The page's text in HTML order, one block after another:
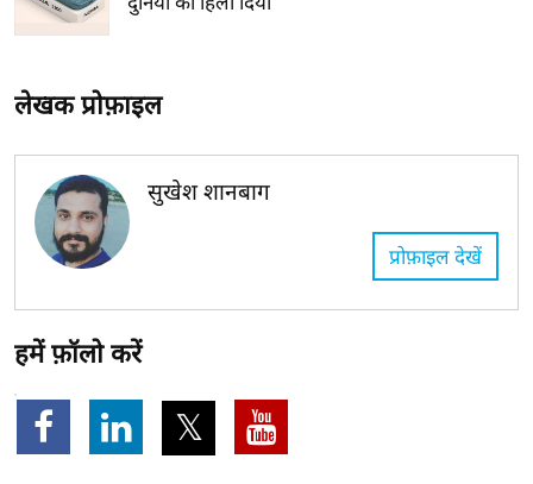
लेखक प्रोफ़ाइल
सुखेश शानबाग
प्रोफ़ाइल देखें
हमें फ़ॉलो करें